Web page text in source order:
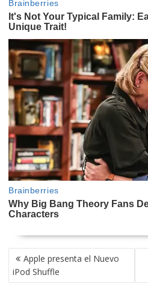
NAVEGACIÓN
DE
ENTRADAS
Apple presenta el Nuevo
iPod Shuffle